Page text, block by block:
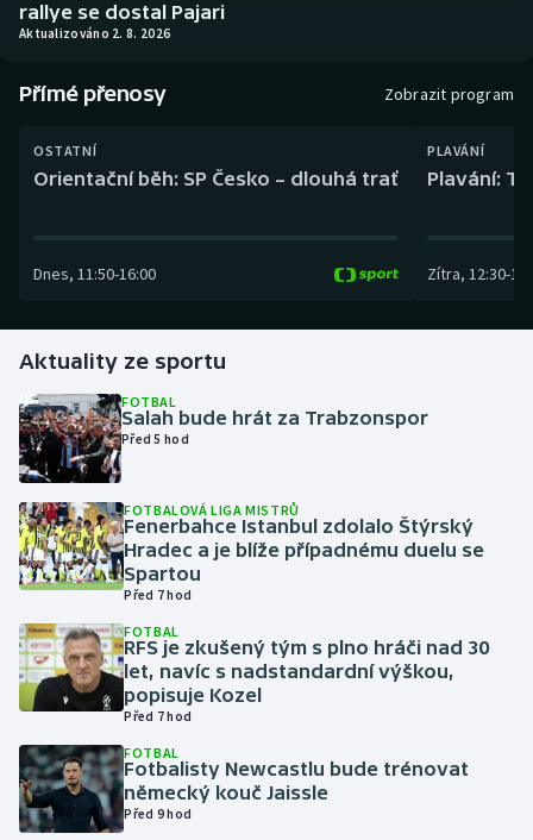
Boby a skeleton
Box
Curling
Golf
Gymnastika
Házená
Jezdectví
Judo
Krasobruslení
Lezení
Lyže a snowboard
Moderní pětiboj
AZ kvíz
rallye se dostal Pajari
Aktualizováno 2. 8. 2026
Přímé přenosy Zobrazit program
OSTATNÍ
Orientační běh: SP Česko – dlouhá trať
Dnes, 11:50-16:00
PLAVÁNÍ
Plavání:
Zítra, 12:30-
Aktuality ze sportu
FOTBAL
Salah bude hrát za Trabzonspor
Před 5 hod
FOTBALOVÁ LIGA MISTRŮ
Fenerbahce Istanbul zdolalo Štýrský
Hradec a je blíže případnému duelu se
Spartou
Před 7 hod
FOTBAL
RFS je zkušený tým s plno hráči nad 30
let, navíc s nadstandardní výškou,
popisuje Kozel
Před 7 hod
FOTBAL
Fotbalisty Newcastlu bude trénovat
německý kouč Jaissle
Před 9 hod